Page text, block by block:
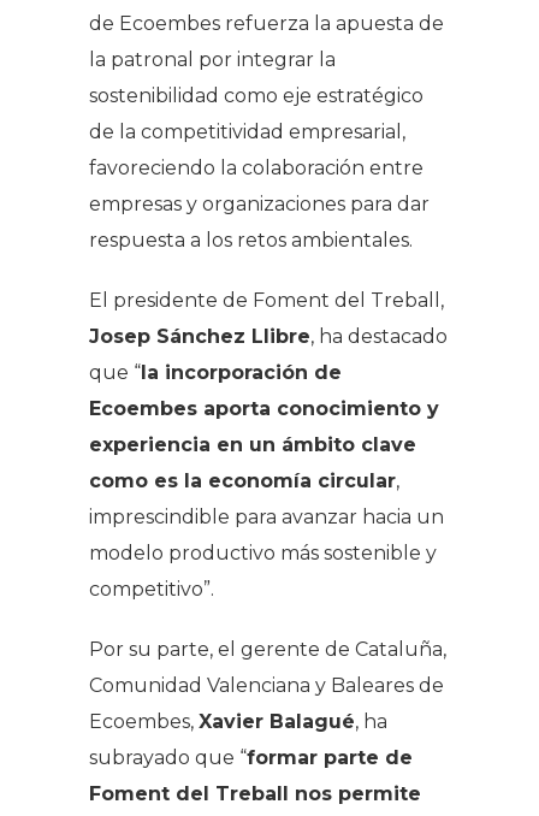
de Ecoembes refuerza la apuesta de
la patronal por integrar la
sostenibilidad como eje estratégico
de la competitividad empresarial,
favoreciendo la colaboración entre
empresas y organizaciones para dar
respuesta a los retos ambientales.
El presidente de Foment del Treball,
Josep Sánchez Llibre, ha destacado
que “la incorporación de
Ecoembes aporta conocimiento y
experiencia en un ámbito clave
como es la economía circular,
imprescindible para avanzar hacia un
modelo productivo más sostenible y
competitivo”.
Por su parte, el gerente de Cataluña,
Comunidad Valenciana y Baleares de
Ecoembes, Xavier Balagué, ha
subrayado que “formar parte de
Foment del Treball nos permite